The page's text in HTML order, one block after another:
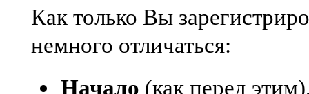
Как только Вы
немного отличаться:
Начало (как перед